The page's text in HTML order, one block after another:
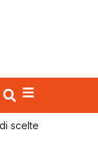
scelte